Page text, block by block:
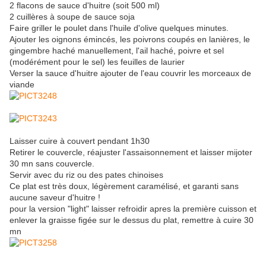
2 flacons de sauce d'huitre (soit 500 ml)
2 cuillères à soupe de sauce soja
Faire griller le poulet dans l'huile d'olive quelques minutes.
Ajouter les oignons émincés, les poivrons coupés en lanières, le
gingembre haché manuellement, l'ail haché, poivre et sel
(modérément pour le sel) les feuilles de laurier
Verser la sauce d'huitre ajouter de l'eau couvrir les morceaux de
viande
Laisser cuire à couvert pendant 1h30
Retirer le couvercle, réajuster l'assaisonnement et laisser mijoter
30 mn sans couvercle.
Servir avec du riz ou des pates chinoises
Ce plat est très doux, légèrement caramélisé, et garanti sans
aucune saveur d'huitre !
pour la version "light" laisser refroidir apres la première cuisson et
enlever la graisse figée sur le dessus du plat, remettre à cuire 30
mn